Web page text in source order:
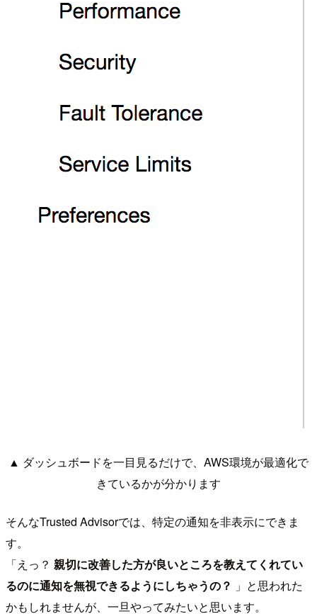
▲ ダッシュボードを一目見るだけで、AWS環境が最適化で
きているかが分かります
そんなTrusted Advisorでは、特定の通知を非表示にできま
す。
「えっ？ 親切に改善した方が良いところを教えてくれてい
るのに通知を無視できるようにしちゃうの？ 」と思われた
かもしれませんが、一旦やってみたいと思います。